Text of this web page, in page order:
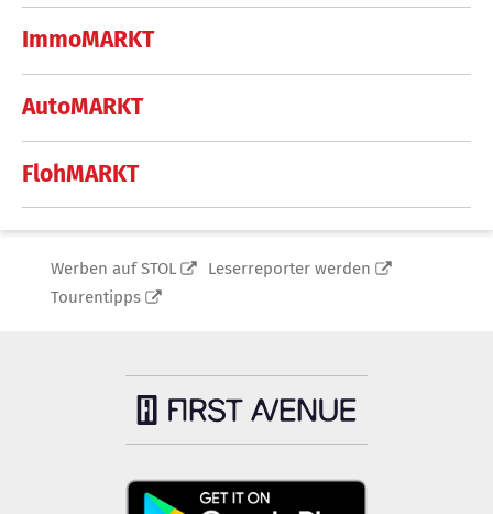
ImmoMARKT
AutoMARKT
FlohMARKT
Werben auf STOL
Leserreporter werden
Tourentipps